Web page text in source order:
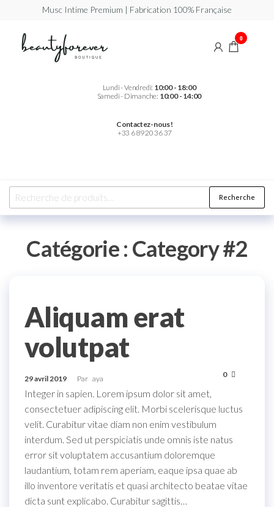
Musc Intime Premium | Fabrication 100% Française
Beautyforever
Lundi - Vendredi: 10:00 - 18:00
Samedi - Dimanche: 10:00 - 14:00
Contactez-nous !
+33 6 89 20 36 37
0
Recherche
Catégorie : Category #2
Aliquam erat
volutpat
29 avril 2019 Par aya 0
Integer in sapien. Lorem ipsum dolor sit amet,
consectetuer adipiscing elit. Morbi scelerisque luctus
velit. Curabitur vitae diam non enim vestibulum
interdum. Sed ut perspiciatis unde omnis iste natus
error sit voluptatem accusantium doloremque
laudantium, totam rem aperiam, eaque ipsa quae ab
illo inventore veritatis et quasi architecto beatae vitae
dicta sunt explicabo. Curabitur sagittis…